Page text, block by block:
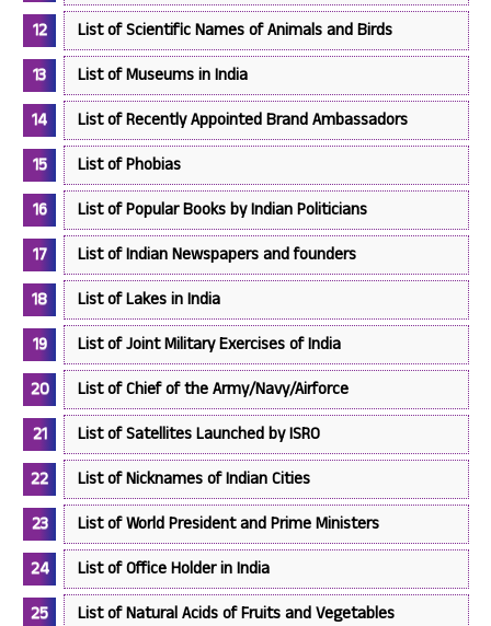
List of Scientific Names of Animals and Birds
List of Museums in India
List of Recently Appointed Brand Ambassadors
List of Phobias
List of Popular Books by Indian Politicians
List of Indian Newspapers and founders
List of Lakes in India
List of Joint Military Exercises of India
List of Chief of the Army/Navy/Airforce
List of Satellites Launched by ISRO
List of Nicknames of Indian Cities
List of World President and Prime Ministers
List of Office Holder in India
List of Natural Acids of Fruits and Vegetables